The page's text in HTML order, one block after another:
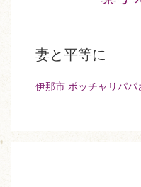
妻と平等に
伊那市 ポッチャリパパ